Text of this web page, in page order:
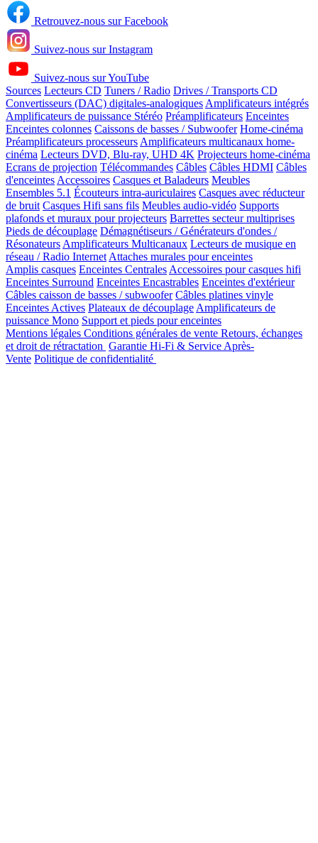
Retrouvez-nous sur Facebook
Suivez-nous sur Instagram
Suivez-nous sur YouTube
Sources Lecteurs CD Tuners / Radio Drives / Transports CD
Convertisseurs (DAC) digitales-analogiques Amplificateurs intégrés
Amplificateurs de puissance Stéréo Préamplificateurs Enceintes
Enceintes colonnes Caissons de basses / Subwoofer Home-cinéma
Préamplificateurs processeurs Amplificateurs multicanaux home-
cinéma Lecteurs DVD, Blu-ray, UHD 4K Projecteurs home-cinéma
Ecrans de projection Télécommandes Câbles Câbles HDMI Câbles
d'enceintes Accessoires Casques et Baladeurs Meubles
Ensembles 5.1 Écouteurs intra-auriculaires Casques avec réducteur
de bruit Casques Hifi sans fils Meubles audio-vidéo Supports
plafonds et muraux pour projecteurs Barrettes secteur multiprises
Pieds de découplage Démagnétiseurs / Générateurs d'ondes /
Résonateurs Amplificateurs Multicanaux Lecteurs de musique en
réseau / Radio Internet Attaches murales pour enceintes
Amplis casques Enceintes Centrales Accessoires pour casques hifi
Enceintes Surround Enceintes Encastrables Enceintes d'extérieur
Câbles caisson de basses / subwoofer Câbles platines vinyle
Enceintes Actives Plateaux de découplage Amplificateurs de
puissance Mono Support et pieds pour enceintes
Mentions légales Conditions générales de vente Retours, échanges
et droit de rétractation Garantie Hi-Fi & Service Après-
Vente Politique de confidentialité